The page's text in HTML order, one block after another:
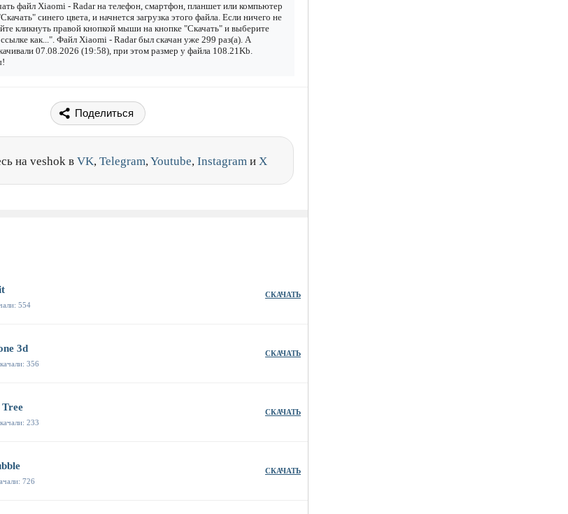
файл Xiaomi - Radar на телефон, смартфон, планшет или компьютер
синего цвета, и начнется загрузка этого файла. Если ничего не
кликнуть правой кнопкой мыши на кнопке "Скачать" и выберите
как...". Файл Xiaomi - Radar был скачан уже 299 раз(а). А
07.08.2026 (19:58), при этом размер у файла 108.21Kb.
Поделиться
на veshok в VK, Telegram,Youtube, Instagram и X
554
СКАЧАТЬ
3d
356
СКАЧАТЬ
233
СКАЧАТЬ
726
СКАЧАТЬ